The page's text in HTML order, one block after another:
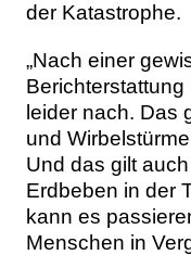
der Katastrophe.
„Nach einer
leider nach. Das
und
Und das gilt
Erdbeben in der
kann es
Menschen in